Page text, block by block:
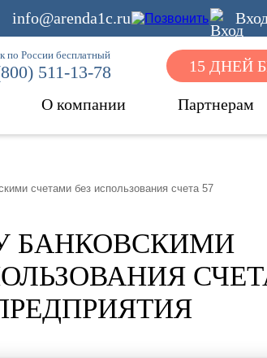
info@arenda1c.ru
по России бесплатный
511-13-78 15 ДНЕЙ
О компании Партнерам
счетами без использования счета 57
БАНКОВСКИМИ